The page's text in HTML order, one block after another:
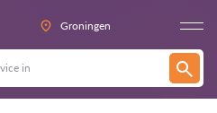
Groningen